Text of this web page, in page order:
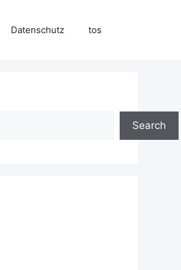
Datenschutz tos
Search